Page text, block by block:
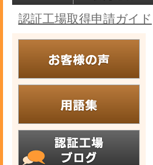
認証工場取得申請ガイド